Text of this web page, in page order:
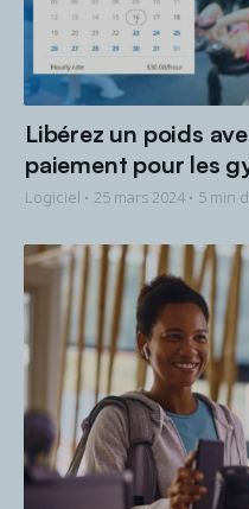
Libérez un poids
paiement pour les
Logiciel • 25 mars 2024 • 5 min